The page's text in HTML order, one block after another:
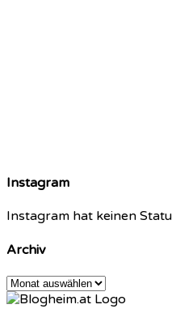
Instagram
Instagram hat keinen
Archiv
Archiv